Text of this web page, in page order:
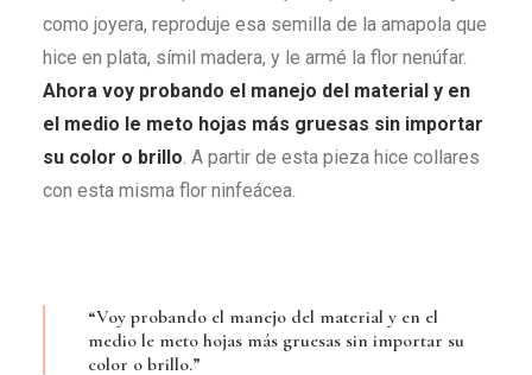
como joyera, reproduje esa semilla de la amapola que
hice en plata, símil madera, y le armé la flor nenúfar.
Ahora voy probando el manejo del material y en
el medio le meto hojas más gruesas sin importar
su color o brillo. A partir de esta pieza hice collares
con esta misma flor ninfeácea.
“Voy probando el manejo del material y en el
medio le meto hojas más gruesas sin importar su
color o brillo.”